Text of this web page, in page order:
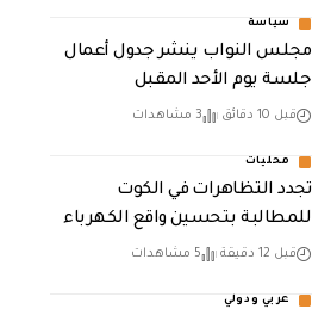
سياسة
مجلس النواب ينشر جدول أعمال
جلسة يوم الأحد المقبل
قبل 10 دقائق 3 مشاهدات
محليات
تجدد التظاهرات في الكوت
للمطالبة بتحسين واقع الكهرباء
قبل 12 دقيقة 5 مشاهدات
عربي ودولي